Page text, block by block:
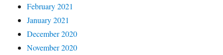
February 2021
January 2021
December 2020
November 2020